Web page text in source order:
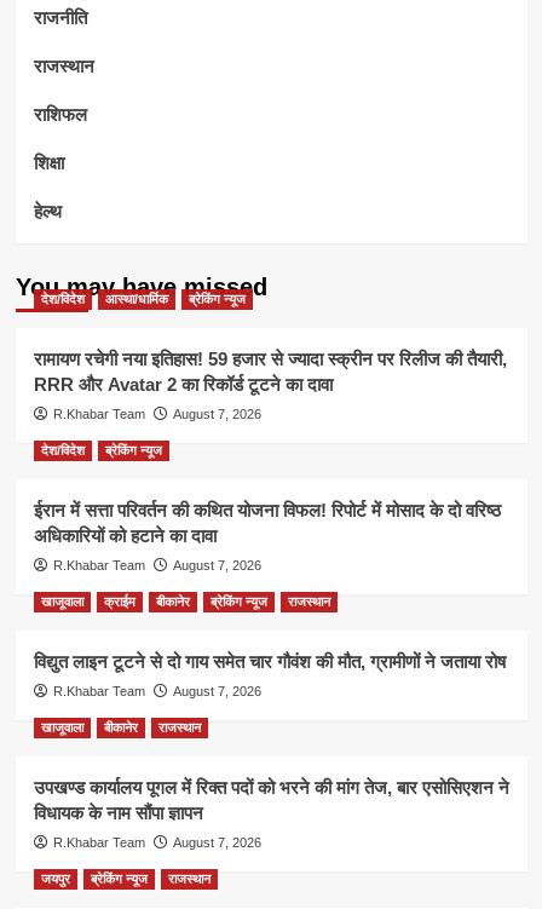
राजनीति
राजस्थान
राशिफल
शिक्षा
हेल्थ
You may have missed
देश/विदेश आस्था/धार्मिक ब्रेकिंग न्यूज
रामायण रचेगी नया इतिहास! 59 हजार से ज्यादा स्क्रीन पर रिलीज की तैयारी,
RRR और Avatar 2 का रिकॉर्ड टूटने का दावा
R.Khabar Team August 7, 2026
देश/विदेश ब्रेकिंग न्यूज
ईरान में सत्ता परिवर्तन की कथित योजना विफल! रिपोर्ट में मोसाद के दो वरिष्ठ
अधिकारियों को हटाने का दावा
R.Khabar Team August 7, 2026
खाजूवाला क्राईम बीकानेर ब्रेकिंग न्यूज राजस्थान
विद्युत लाइन टूटने से दो गाय समेत चार गौवंश की मौत, ग्रामीणों ने जताया रोष
R.Khabar Team August 7, 2026
खाजूवाला बीकानेर राजस्थान
उपखण्ड कार्यालय पूगल में रिक्त पदों को भरने की मांग तेज, बार एसोसिएशन ने
विधायक के नाम सौंपा ज्ञापन
R.Khabar Team August 7, 2026
जयपुर ब्रेकिंग न्यूज राजस्थान